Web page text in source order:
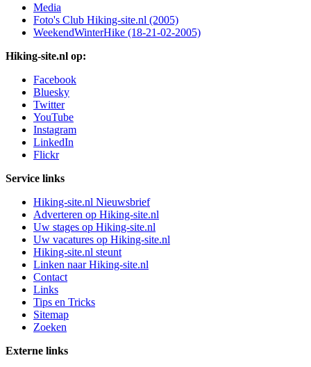
Media
Foto's Club Hiking-site.nl (2005)
WeekendWinterHike (18-21-02-2005)
Hiking-site.nl op:
Facebook
Bluesky
Twitter
YouTube
Instagram
LinkedIn
Flickr
Service links
Hiking-site.nl Nieuwsbrief
Adverteren op Hiking-site.nl
Uw stages op Hiking-site.nl
Uw vacatures op Hiking-site.nl
Hiking-site.nl steunt
Linken naar Hiking-site.nl
Contact
Links
Tips en Tricks
Sitemap
Zoeken
Externe links